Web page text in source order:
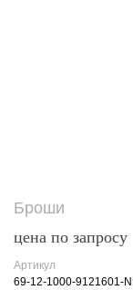
Броши
цена по запросу
Артикул
69-12-1000-9121601-